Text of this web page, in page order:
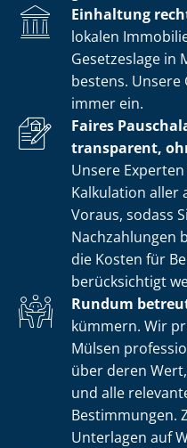
Einhaltung
lokalen
Gesetzeslage in
bestens.
immer ein.
Faires
transparent,
Unsere
Kalkulation aller
Voraus, sodass
Nachzahlungen
die Kosten für
berücksichtigt
Rundum
kümmern. Wir
Mülsen
über deren
und alle
Bestimmungen.
Unterlagen auf